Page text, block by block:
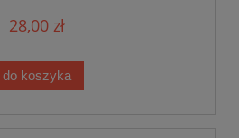
28,00 zł
do koszyka